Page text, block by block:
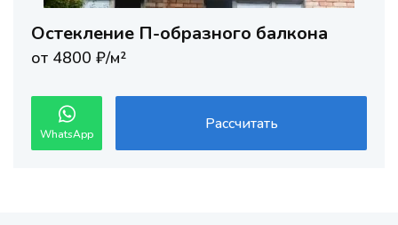
Остекление П-образного балкона
от 4800 ₽/м²
WhatsApp
Рассчитать